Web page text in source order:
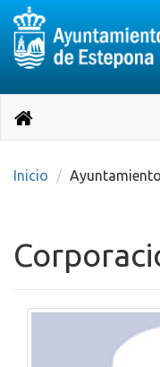
Destino:
Volver
inicio
Inicio Ayuntamiento